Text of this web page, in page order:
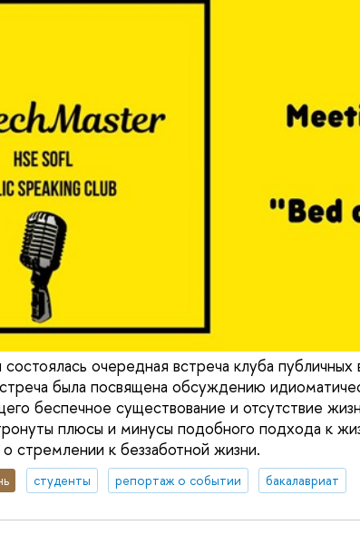
очередная встреча клуба
была посвящена обсуждению
беспечное существование и отсутствие
плюсы и минусы подобного подхода к
стремлении к беззаботной жизни.
студенты репортаж о событии бакалавриат